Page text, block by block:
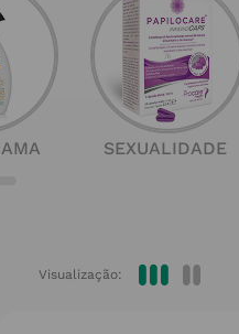
SEXUALIDADE
Visualização: